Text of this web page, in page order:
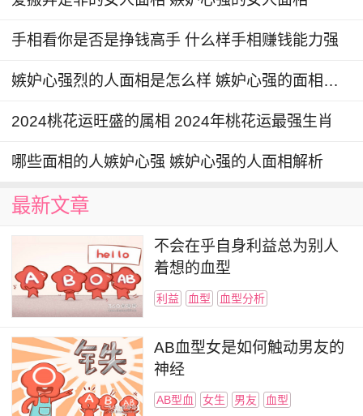
手相看你是否是挣钱高手 什么样手相赚钱能力强
嫉妒心强烈的人面相是怎么样 嫉妒心强的面相特征
2024桃花运旺盛的属相 2024年桃花运最强生肖
哪些面相的人嫉妒心强 嫉妒心强的人面相解析
最新文章
不会在乎自身利益总为别人
着想的血型
利益 血型 血型分析
AB血型女是如何触动男友的
神经
AB型血 女生 男友 血型